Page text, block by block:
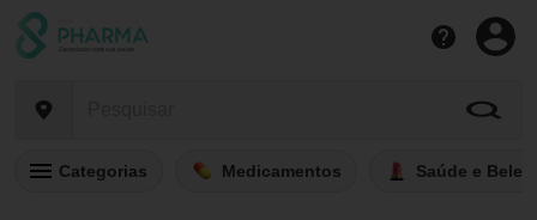
Categorias Medicamentos Saúde e